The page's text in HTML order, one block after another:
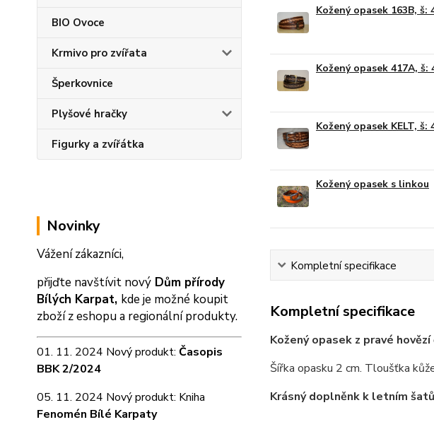
BIO Ovoce
Krmivo pro zvířata
Šperkovnice
Plyšové hračky
Figurky a zvířátka
Novinky
Vážení zákazníci,
přijďte navštívit nový Dům přírody
Bílých Karpat, kde je možné koupit
zboží z eshopu a regionální produkty.
01. 11. 2024 Nový produkt: Časopis
BBK 2/2024
05. 11. 2024 Nový produkt: Kniha
Fenomén Bílé Karpaty
Kožený opasek 163B, š:
Kožený opasek 417A, š:
Kožený opasek KELT, š:
Kožený opasek s linkou
Kompletní specifikace
Kompletní specifikace
Kožený opasek z pravé
Šířka opasku 2 cm. Tloušťka
Krásný doplněnk k letním